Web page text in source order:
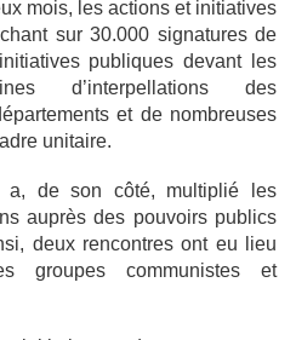
mois, les actions et initiatives
sur 30.000 signatures de
publiques devant les
d’interpellations des
et de nombreuses
unitaire.
a, de son côté, multiplié les
auprès des pouvoirs publics
deux rencontres ont eu lieu
groupes communistes et